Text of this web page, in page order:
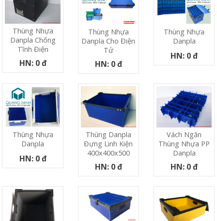
Thùng Nhựa
Danpla Chống
Tĩnh Điện
HN: 0 đ
Thùng Nhựa
Danpla Cho Điện
Tử
HN: 0 đ
Thùng Nhựa
Danpla
HN: 0 đ
Thùng Nhựa
Danpla
HN: 0 đ
Thùng Danpla
Đựng Linh Kiện
400x400x500
HN: 0 đ
Vách Ngăn
Thùng Nhựa PP
Danpla
HN: 0 đ